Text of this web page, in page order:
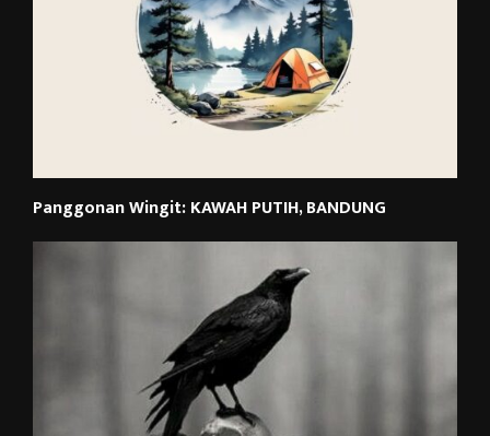
Panggonan Wingit: KAWAH PUTIH, BANDUNG